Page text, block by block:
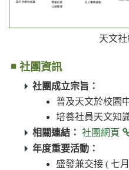
天文
社團資訊
社團成立宗旨：
普及天文於校園
培養社員天文知
相關連結： 社團網頁
年度重要活動：
盛發兼交接 ( 七